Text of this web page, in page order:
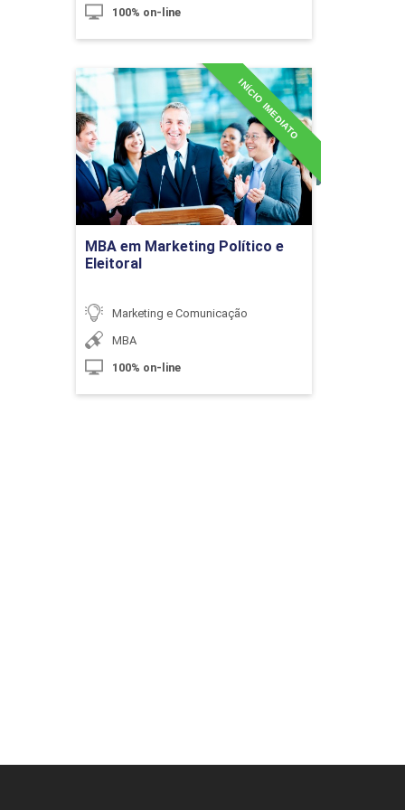
10h
Planejamento de Comunicação
10h
Marketing Pessoal e Eventos
Empresariais
Relações Humanas em Eventos
100% on-line
MBA em Marketing Político e
Eleitoral
INÍCIO IMEDIATO
Marketing e Comunicação
MBA
100% on-line
MBA em Marketing Político
e Eleitoral
Detalhes do curso
Ir para Inscrição